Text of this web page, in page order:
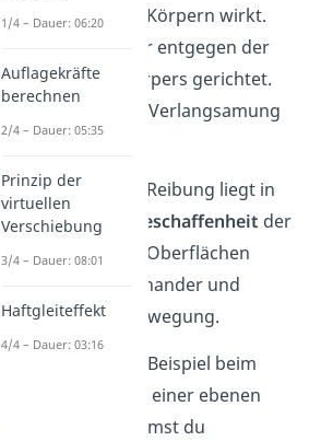
sich berührenden Körpern wirkt.
Dabei ist sie immer entgegen der
Bewegung des Körpers gerichtet.
Das führt zu einer Verlangsamung
des Körpers.
Der Grund für die Reibung liegt in
derOberflächenbeschaffenheit der
Körper. Die rauen Oberflächen
verhaken sich ineinander und
erschweren die Bewegung.
Lässt du dich zum Beispiel beim
Fahrradfahren auf einer ebenen
Straße rollen, kommst du
1/4 – Dauer: 06:20
Auflagekräfte
berechnen
2/4 – Dauer: 05:35
Prinzip der
virtuellen
Verschiebung
3/4 – Dauer: 08:01
Haftgleiteffekt
4/4 – Dauer: 03:16